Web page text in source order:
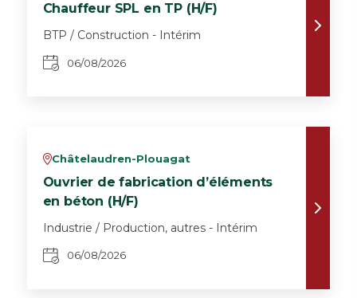
Chauffeur SPL en TP (H/F)
BTP / Construction - Intérim
06/08/2026
vChâtelaudren-Plouagat
Ouvrier de fabrication d’éléments
en béton (H/F)
Industrie / Production, autres - Intérim
06/08/2026